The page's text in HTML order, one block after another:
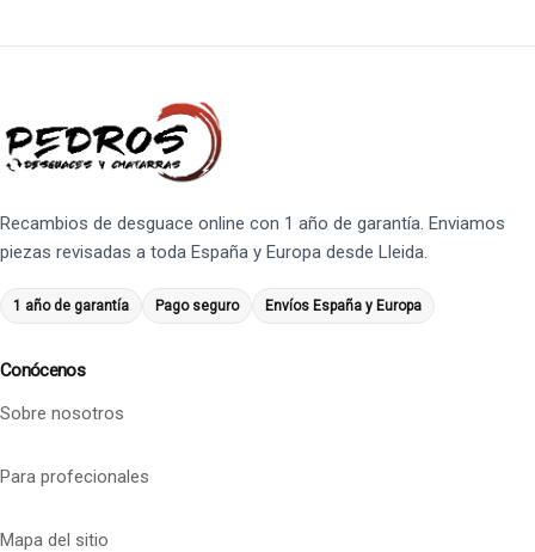
Recambios de desguace online con 1 año de garantía. Enviamos
piezas revisadas a toda España y Europa desde Lleida.
1 año de garantía Pago seguro Envíos España y Europa
Conócenos
Sobre nosotros
Para profecionales
Mapa del sitio